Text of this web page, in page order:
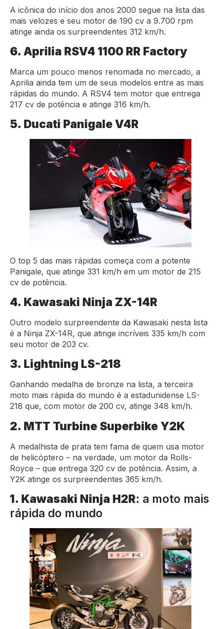
A icônica do início dos anos 2000 segue na lista das
mais velozes e seu motor de 190 cv a 9.700 rpm
atinge ainda os surpreendentes 312 km/h.
6. Aprilia RSV4 1100 RR Factory
Marca um pouco menos renomada no mercado, a
Aprilia ainda tem um de seus modelos entre as mais
rápidas do mundo. A RSV4 tem motor que entrega
217 cv de potência e atinge 316 km/h.
5. Ducati Panigale V4R
O top 5 das mais rápidas começa com a potente
Panigale, que atinge 331 km/h em um motor de 215
cv de potência.
4. Kawasaki Ninja ZX-14R
Outro modelo surpreendente da Kawasaki nesta lista
é a Ninja ZX-14R, que atinge incríveis 335 km/h com
seu motor de 203 cv.
3. Lightning LS-218
Ganhando medalha de bronze na lista, a terceira
moto mais rápida do mundo é a estadunidense LS-
218 que, com motor de 200 cv, atinge 348 km/h.
2. MTT Turbine Superbike Y2K
A medalhista de prata tem fama de quem usa motor
de helicóptero – na verdade, um motor da Rolls-
Royce – que entrega 320 cv de potência. Assim, a
Y2K atinge os surpreendentes 365 km/h.
1. Kawasaki Ninja H2R: a moto mais
rápida do mundo